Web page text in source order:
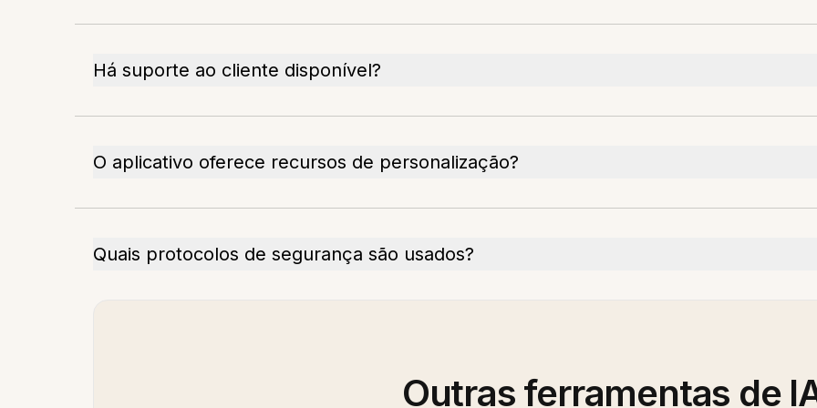
Há suporte ao cliente disponível?
O aplicativo oferece recursos de personalização?
Quais protocolos de segurança são usados?
Outras ferramentas de